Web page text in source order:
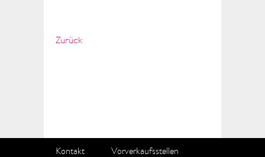
Zurück
Kontakt Vorverkaufsstellen